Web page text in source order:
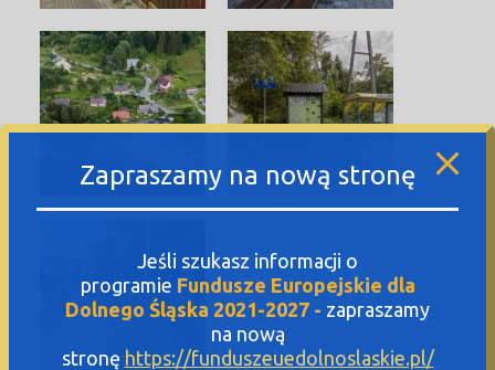
Zapraszamy na nową stronę
Jeśli szukasz informacji o
programie Fundusze Europejskie dla
Dolnego Śląska 2021-2027 - zapraszamy
na nową
stronę https://funduszeuedolnoslaskie.pl/